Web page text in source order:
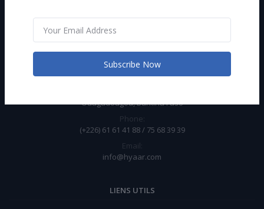
Subscribe
CONTACT INFO
Ouagadougou, Burkina Faso
Phone:
(+226) 61 61 41 88 / 75 68 39 39
Email:
info@hyaar.com
LIENS UTILS
Subscribe Now